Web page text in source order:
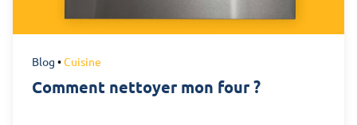
Blog •Cuisine
Comment nettoyer mon four ?